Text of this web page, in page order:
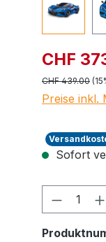
CHF
CHF 439.00
Preise inkl.
Sofort